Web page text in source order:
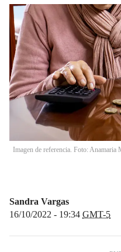
Imagen de referencia. Foto: Anamaria
Sandra Vargas
16/10/2022 - 19:34 GMT-5